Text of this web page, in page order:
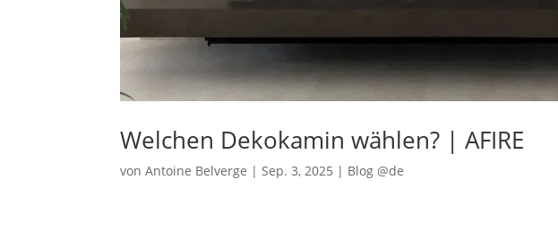
Welchen Dekokamin wählen? | AFIRE
vonAntoine Belverge | Sep. 3, 2025 | Blog @de